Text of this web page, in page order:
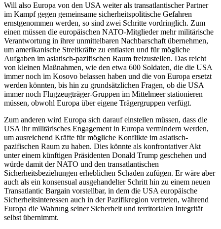
Will also Europa von den USA weiter als transatlantischer Partner
im Kampf gegen gemeinsame sicherheitspolitische Gefahren
ernstgenommen werden, so sind zwei Schritte vordringlich. Zum
einen müssen die europäischen NATO-Mitglieder mehr militärische
Verantwortung in ihrer unmittelbaren Nachbarschaft übernehmen,
um amerikanische Streitkräfte zu entlasten und für mögliche
Aufgaben im asiatisch-pazifischen Raum freizustellen. Das reicht
von kleinen Maßnahmen, wie den etwa 600 Soldaten, die die USA
immer noch im Kosovo belassen haben und die von Europa ersetzt
werden könnten, bis hin zu grundsätzlichen Fragen, ob die USA
immer noch Flugzeugträger-Gruppen im Mittelmeer stationieren
müssen, obwohl Europa über eigene Trägergruppen verfügt.
Zum anderen wird Europa sich darauf einstellen müssen, dass die
USA ihr militärisches Engagement in Europa vermindern werden,
um ausreichend Kräfte für mögliche Konflikte im asiatisch-
pazifischen Raum zu haben. Dies könnte als konfrontativer Akt
unter einem künftigen Präsidenten Donald Trump geschehen und
würde damit der NATO und den transatlantischen
Sicherheitsbeziehungen erheblichen Schaden zufügen. Er wäre aber
auch als ein konsensual ausgehandelter Schritt hin zu einem neuen
Transatlantic Bargain vorstellbar, in dem die USA europäische
Sicherheitsinteressen auch in der Pazifikregion vertreten, während
Europa die Wahrung seiner Sicherheit und territorialen Integrität
selbst übernimmt.